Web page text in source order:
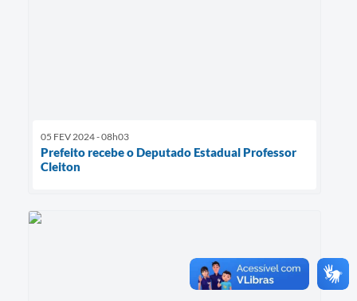
05 FEV 2024 - 08h03
Prefeito recebe o Deputado Estadual Professor
Cleiton